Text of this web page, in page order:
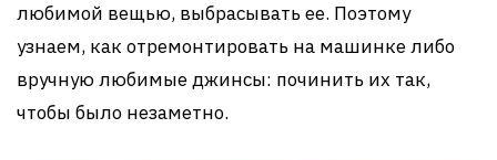
любимой вещью, выбрасывать ее. Поэтому
узнаем, как отремонтировать на машинке либо
вручную любимые джинсы: починить их так,
чтобы было незаметно.